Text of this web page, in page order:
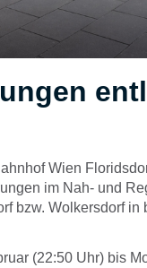
Wien
im Nah- und
bzw. Wolkersdorf in
(22:50 Uhr) bis